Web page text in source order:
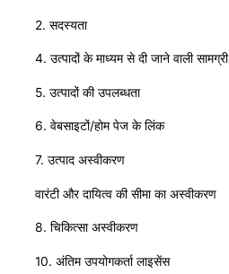
2. सदस्यता
4. उत्पादों के माध्यम से दी जाने वाली सामग्री
5. उत्पादों की उपलब्धता
6. वेबसाइटों/होम पेज के लिंक
7. उत्पाद अस्वीकरण
वारंटी और दायित्व की सीमा का अस्वीकरण
8. चिकित्सा अस्वीकरण
10. अंतिम उपयोगकर्ता लाइसेंस